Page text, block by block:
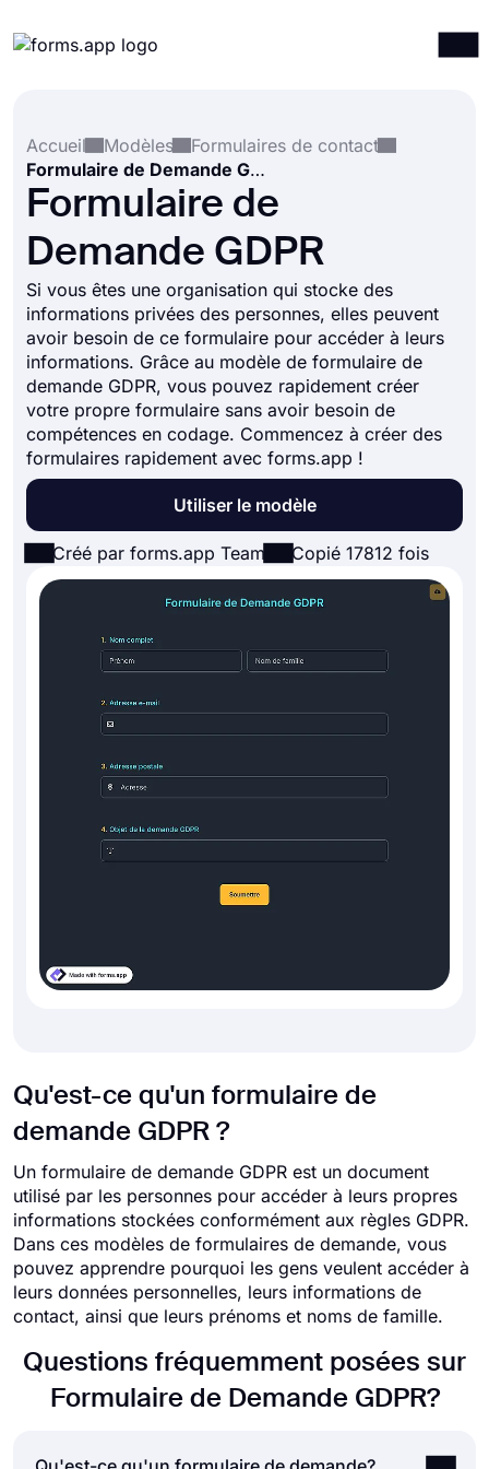
Intégrations
Modèles
Ressources
Accueil
Modèles
Formulaires de contact
Formulaire de Demande GDPR
Formulaire de
Demande GDPR
Si vous êtes une organisation qui stocke des
informations privées des personnes, elles peuvent
avoir besoin de ce formulaire pour accéder à leurs
informations. Grâce au modèle de formulaire de
demande GDPR, vous pouvez rapidement créer
votre propre formulaire sans avoir besoin de
compétences en codage. Commencez à créer des
formulaires rapidement avec forms.app !
Utiliser le modèle
Créé par forms.app Team Copié 17812 fois
Qu'est-ce qu'un formulaire de
demande GDPR ?
Un formulaire de demande GDPR est un document
utilisé par les personnes pour accéder à leurs propres
informations stockées conformément aux règles GDPR.
Dans ces modèles de formulaires de demande, vous
pouvez apprendre pourquoi les gens veulent accéder à
leurs données personnelles, leurs informations de
contact, ainsi que leurs prénoms et noms de famille.
Questions fréquemment posées sur
Formulaire de Demande GDPR?